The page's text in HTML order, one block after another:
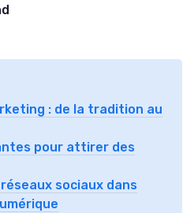
: de la tradition au
pour attirer des
sociaux dans